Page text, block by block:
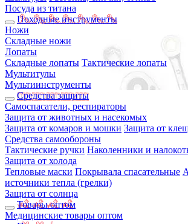
Посуда из титана
Походные инструменты
Ножи
Складные ножи
Лопаты
Складные лопаты Тактические лопаты
Мультитулы
Мультиинструменты
Средства защиты
Самоспасатели, респираторы
Защита от животных и насекомых
Защита от комаров и мошки Защита от
Средства самообороны
Тактические ручки Наколенники и
Защита от холода
Тепловые маски Покрывала спасательные
источники тепла (грелки)
Защита от солнца
Товары оптом
Медицинские товары оптом